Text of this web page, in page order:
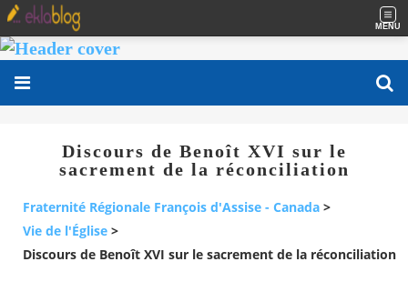
MENU
Discours de Benoît XVI sur le
sacrement de la réconciliation
Fraternité Régionale François d'Assise - Canada >
Vie de l'Église >
Discours de Benoît XVI sur le sacrement de la réconciliation